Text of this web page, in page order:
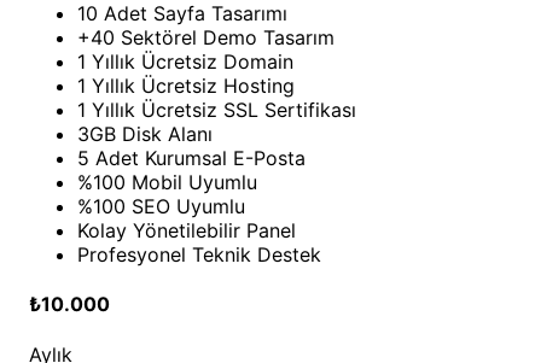
10 Adet Sayfa Tasarımı
+40 Sektörel Demo Tasarım
1 Yıllık Ücretsiz Domain
1 Yıllık Ücretsiz Hosting
1 Yıllık Ücretsiz SSL Sertifikası
3GB Disk Alanı
5 Adet Kurumsal E-Posta
%100 Mobil Uyumlu
%100 SEO Uyumlu
Kolay Yönetilebilir Panel
Profesyonel Teknik Destek
₺10.000
Aylık